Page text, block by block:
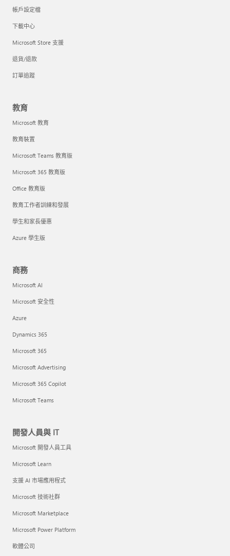
帳戶設定檔
下載中心
Microsoft Store 支援
退貨/退款
訂單追蹤
教育
Microsoft 教育
教育裝置
Microsoft Teams 教育版
Microsoft 365 教育版
Office 教育版
教育工作者訓練和發展
學生和家長優惠
Azure 學生版
商務
Microsoft AI
Microsoft 安全性
Azure
Dynamics 365
Microsoft 365
Microsoft Advertising
Microsoft 365 Copilot
Microsoft Teams
開發人員與 IT
Microsoft 開發人員工具
Microsoft Learn
支援 AI 市場應用程式
Microsoft 技術社群
Microsoft Marketplace
Microsoft Power Platform
軟體公司